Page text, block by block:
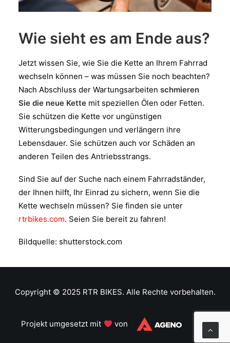
Wie sieht es am Ende aus?
Jetzt wissen Sie, wie Sie die Kette an Ihrem Fahrrad
wechseln können – was müssen Sie noch beachten?
Nach Abschluss der Wartungsarbeiten schmieren
Sie die neue Kette mit speziellen Ölen oder Fetten.
Sie schützen die Kette vor ungünstigen
Witterungsbedingungen und verlängern ihre
Lebensdauer. Sie schützen auch vor Schäden an
anderen Teilen des Antriebsstrangs.
Sind Sie auf der Suche nach einem Fahrradständer,
der Ihnen hilft, Ihr Einrad zu sichern, wenn Sie die
Kette wechseln müssen? Sie finden sie unter
rtrbikes.com. Seien Sie bereit zu fahren!
Bildquelle: shutterstock.com
Copyright © 2025 RTR BIKES. Alle Rechte vorbehalten.
Projekt umgesetzt mit von